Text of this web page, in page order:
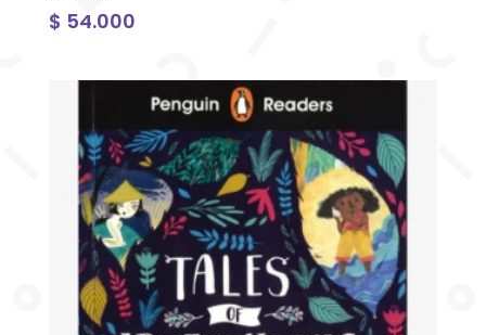
$ 54.000